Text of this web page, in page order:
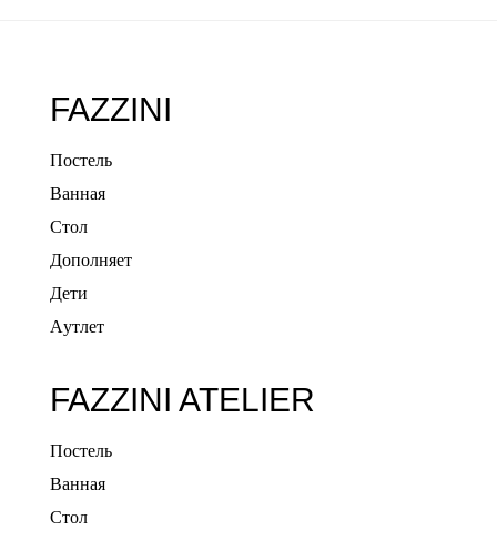
FAZZINI
Постель
Ванная
Стол
Дополняет
Дети
Aутлет
FAZZINI ATELIER
Постель
Ванная
Стол